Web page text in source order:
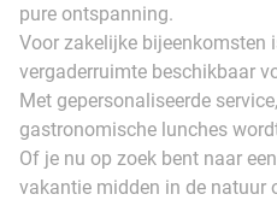
pure ontspanning.
Voor zakelijke bijeenkomsten
vergaderruimte beschikbaar
Met gepersonaliseerde
gastronomische lunches
Of je nu op zoek bent naar
vakantie midden in de natuur